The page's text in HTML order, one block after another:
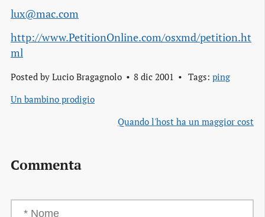
lux@mac.com
http://www.PetitionOnline.com/osxmd/petition.ht
ml
Posted by Lucio Bragagnolo 8 dic 2001 Tags: ping
Un bambino prodigio
Quando l'host ha un maggior cost
Commenta